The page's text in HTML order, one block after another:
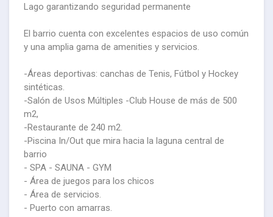
Lago garantizando seguridad permanente
El barrio cuenta con excelentes espacios de uso común
y una amplia gama de amenities y servicios.
-Áreas deportivas: canchas de Tenis, Fútbol y Hockey
sintéticas.
-Salón de Usos Múltiples -Club House de más de 500
m2,
-Restaurante de 240 m2.
-Piscina In/Out que mira hacia la laguna central de
barrio
- SPA - SAUNA - GYM
- Área de juegos para los chicos
- Área de servicios.
- Puerto con amarras.